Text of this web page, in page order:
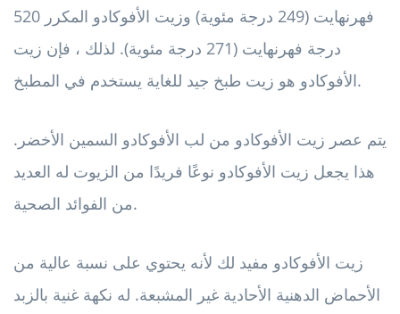
فهرنهايت (249 درجة مئوية) وزيت الأفوكادو المكرر 520
درجة فهرنهايت (271 درجة مئوية). لذلك ، فإن زيت
الأفوكادو هو زيت طبخ جيد للغاية يستخدم في المطبخ.
يتم عصر زيت الأفوكادو من لب الأفوكادو السمين الأخضر.
هذا يجعل زيت الأفوكادو نوعًا فريدًا من الزيوت له العديد
من الفوائد الصحية.
زيت الأفوكادو مفيد لك لأنه يحتوي على نسبة عالية من
الأحماض الدهنية الأحادية غير المشبعة. له نكهة غنية بالزبد